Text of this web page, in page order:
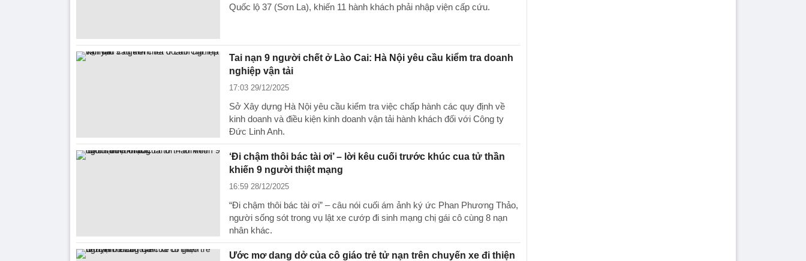
Quốc lộ 37 (Sơn La), khiến 11 hành khách phải nhập viện cấp cứu.
Tai nạn 9 người chết ở Lào Cai: Hà Nội yêu cầu kiểm tra doanh
nghiệp vận tải
17:03 29/12/2025
Sở Xây dựng Hà Nội yêu cầu kiểm tra việc chấp hành các quy định về
kinh doanh và điều kiện kinh doanh vận tải hành khách đối với Công ty
Đức Linh Anh.
‘Đi chậm thôi bác tài ơi’ – lời kêu cuối trước khúc cua tử thần
khiến 9 người thiệt mạng
16:59 28/12/2025
“Đi chậm thôi bác tài ơi” – câu nói cuối ám ảnh ký ức Phan Phương Thảo,
người sống sót trong vụ lật xe cướp đi sinh mạng chị gái cô cùng 8 nạn
nhân khác.
Ước mơ dang dở của cô giáo trẻ tử nạn trên chuyến xe đi thiện